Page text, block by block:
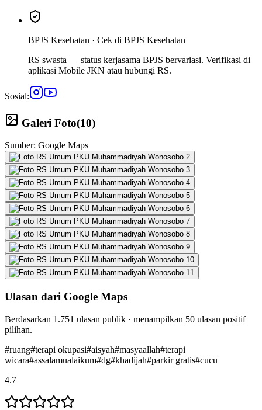
BPJS Kesehatan · Cek di BPJS Kesehatan
RS swasta — status kerjasama BPJS bervariasi. Verifikasi di
aplikasi Mobile JKN atau hubungi RS.
Sosial:
Galeri Foto(10)
Sumber: Google Maps
Ulasan dari Google Maps
Berdasarkan 1.751 ulasan publik · menampilkan 50 ulasan positif
pilihan.
#ruang#terapi okupasi#aisyah#masyaallah#terapi
wicara#assalamualaikum#dg#khadijah#parkir gratis#cucu
4.7